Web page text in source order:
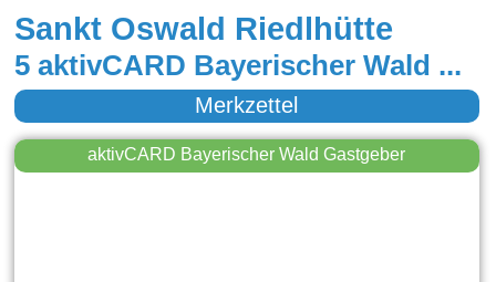
Sankt Oswald Riedlhütte
5 aktivCARD Bayerischer Wald Gastgeber in St. Oswald, Riedlhütte, Sankt Oswald
Merkzettel
aktivCARD Bayerischer Wald Gastgeber